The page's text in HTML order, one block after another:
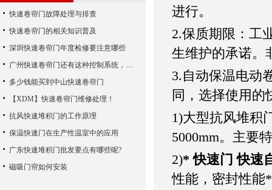
进行。
2.保质期限：工
生维护的承诺。
3.自动保温电动
同，选择使用的
1)大型抗风堆积
5000mm。主要
2)* 快速门 快速
性能，密封性能
快速卷帘门故障处理与排查
快速卷帘门的相关知识普及
深圳快速卷帘门年度检修要注意哪些
广州快速卷帘门还有这种控制系统，您知道吗？
多少钱能买到中山快速卷帘门
【XDM】快速卷帘门维修处理！
抗风快速堆积门的工作原理
保温快速门在生产性温室中的应用
广东快速堆积门批发要点有哪些呢?
磁吸门帘如何安装